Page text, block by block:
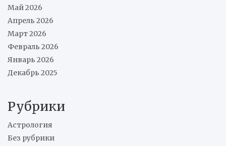
Май 2026
Апрель 2026
Март 2026
Февраль 2026
Январь 2026
Декабрь 2025
Рубрики
Астрология
Без рубрики